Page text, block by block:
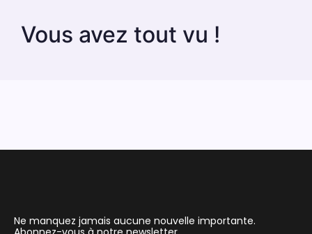
Vous avez tout vu !
Ne manquez jamais aucune nouvelle importante.